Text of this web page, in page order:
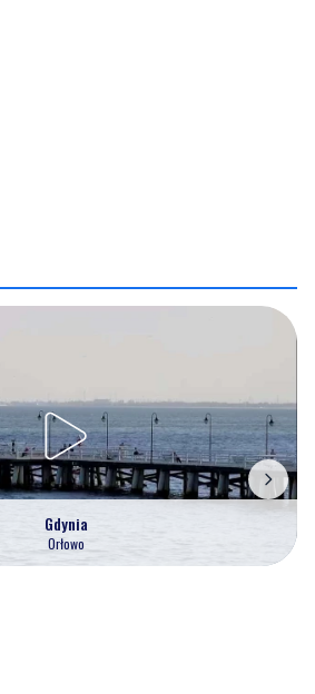
Gdynia
Orłowo